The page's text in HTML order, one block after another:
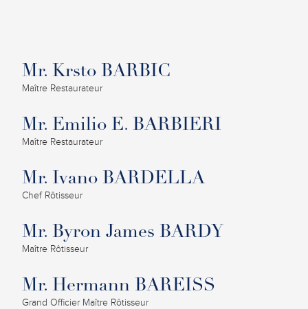
Mr. Krsto BARBIC
Maître Restaurateur
Mr. Emilio E. BARBIERI
Maître Restaurateur
Mr. Ivano BARDELLA
Chef Rôtisseur
Mr. Byron James BARDY
Maître Rôtisseur
Mr. Hermann BAREISS
Grand Officier Maître Rôtisseur